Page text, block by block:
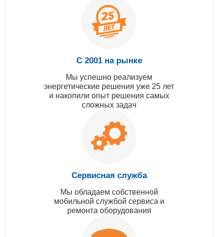
С 2001 на рынке
Мы успешно реализуем
энергетические решения уже 25 лет
и накопили опыт решения самых
сложных задач
Сервисная служба
Мы обладаем собственной
мобильной службой сервиса и
ремонта оборудования